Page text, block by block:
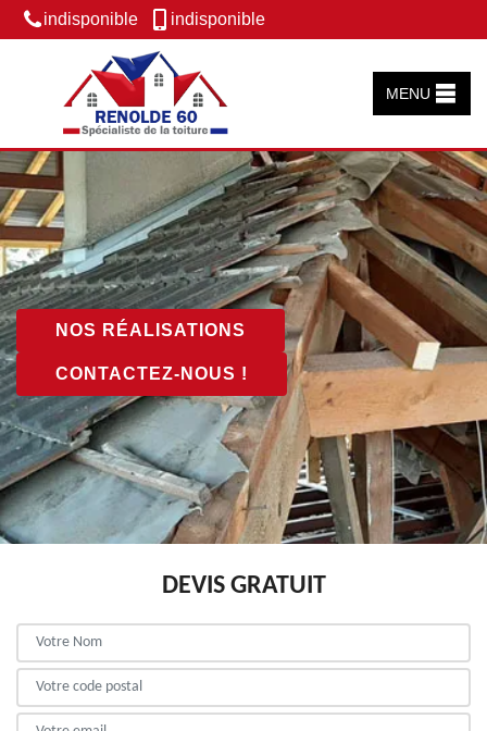
indisponible indisponible
MENU
NOS RÉALISATIONS
CONTACTEZ-NOUS !
DEVIS GRATUIT